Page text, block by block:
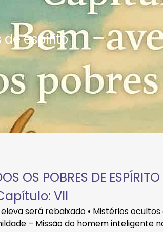
espírito
OS POBRES DE ESPÍRITO
VII
será rebaixado • Mistérios
– Missão do homem inteligente